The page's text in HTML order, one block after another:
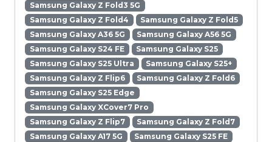
Samsung Galaxy Z Fold3 5G
Samsung Galaxy Z Fold4
Samsung Galaxy Z Fold5
Samsung Galaxy A36 5G
Samsung Galaxy A56 5G
Samsung Galaxy S24 FE
Samsung Galaxy S25
Samsung Galaxy S25 Ultra
Samsung Galaxy S25+
Samsung Galaxy Z Flip6
Samsung Galaxy Z Fold6
Samsung Galaxy S25 Edge
Samsung Galaxy XCover7 Pro
Samsung Galaxy Z Flip7
Samsung Galaxy Z Fold7
Samsung Galaxy A17 5G
Samsung Galaxy S25 FE